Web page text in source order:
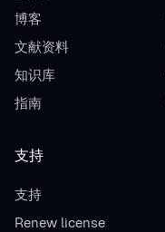
博客
文献资料
知识库
指南
支持
支持
Renew license